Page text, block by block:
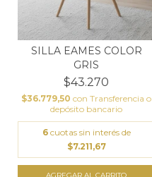
SILLA EAMES COLOR
GRIS
$43.270
$36.779,50 con Transferencia o
depósito bancario
6 cuotas sin interés de
$7.211,67